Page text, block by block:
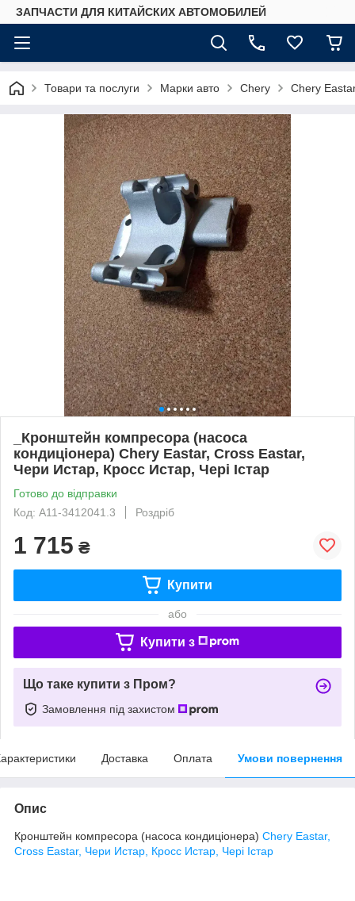
ЗАПЧАСТИ ДЛЯ КИТАЙСКИХ АВТОМОБИЛЕЙ
Товари та послуги Марки авто Chery Chery
_Кронштейн компресора (насоса
кондиціонера) Chery Eastar, Cross Eastar,
Чери Истар, Кросс Истар, Чері Істар
Готово до відправки
Код: A11-3412041.3
Роздріб
1 715 ₴
Купити
або
Купити з
Що таке купити з Пром?
Замовлення під захистом
Доставка Оплата Умови повернення
Опис
Кронштейн компресора (насоса кондиціонера) Chery Eastar,
Cross Eastar, Чери Истар, Кросс Истар, Чері Істар